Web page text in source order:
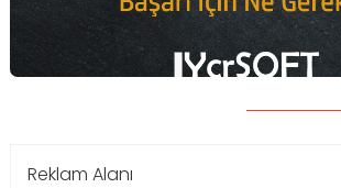
Reklam Alanı